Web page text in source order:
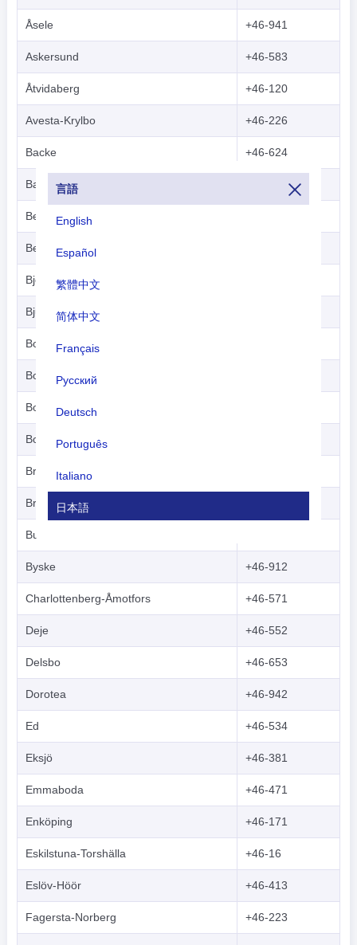
言語
English
Español
繁體中文
简体中文
Français
Русский
Deutsch
Português
Italiano
日本語
Indonesian
हिंदी
Åsele +46-941
Askersund +46-583
Åtvidaberg +46-120
Avesta-Krylbo +46-226
Backe +46-624
Bastuträsk
Bengtsfors
Bergsjö
Björna
Bjurholm
Boden
Bollnäs
Borås
Borlänge
Bräcke-Gällö
Bredbyn
Burträsk
Byske +46-912
Charlottenberg-Åmotfors +46-571
Deje +46-552
Delsbo +46-653
Dorotea +46-942
Ed +46-534
Eksjö +46-381
Emmaboda +46-471
Enköping +46-171
Eskilstuna-Torshälla +46-16
Eslöv-Höör +46-413
Fagersta-Norberg +46-223